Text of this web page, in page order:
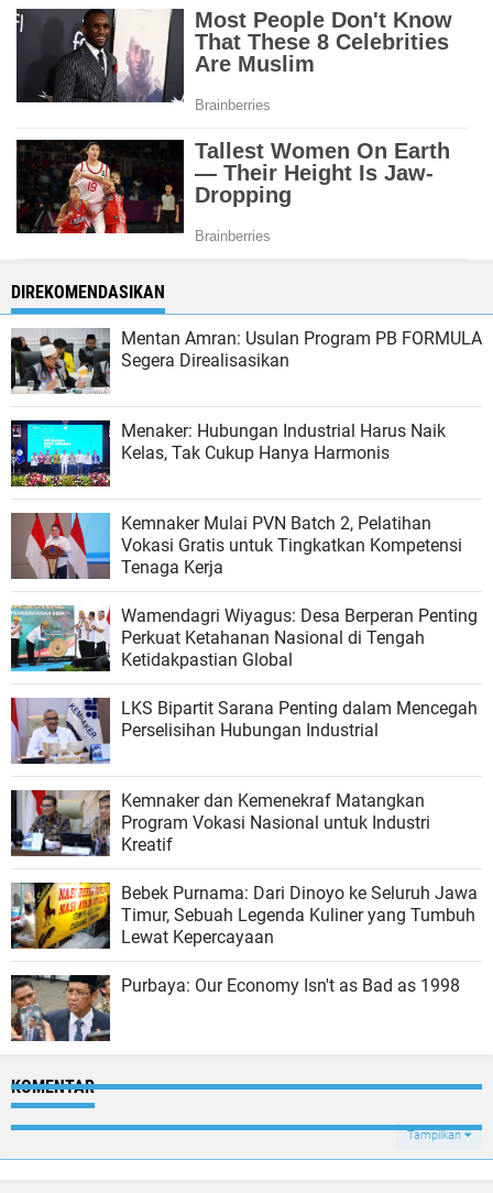
DIREKOMENDASIKAN
Mentan Amran: Usulan Program PB FORMULA
Segera Direalisasikan
Menaker: Hubungan Industrial Harus Naik
Kelas, Tak Cukup Hanya Harmonis
Kemnaker Mulai PVN Batch 2, Pelatihan
Vokasi Gratis untuk Tingkatkan Kompetensi
Tenaga Kerja
Wamendagri Wiyagus: Desa Berperan Penting
Perkuat Ketahanan Nasional di Tengah
Ketidakpastian Global
LKS Bipartit Sarana Penting dalam Mencegah
Perselisihan Hubungan Industrial
Kemnaker dan Kemenekraf Matangkan
Program Vokasi Nasional untuk Industri
Kreatif
Bebek Purnama: Dari Dinoyo ke Seluruh Jawa
Timur, Sebuah Legenda Kuliner yang Tumbuh
Lewat Kepercayaan
Purbaya: Our Economy Isn't as Bad as 1998
KOMENTAR
Tampilkan